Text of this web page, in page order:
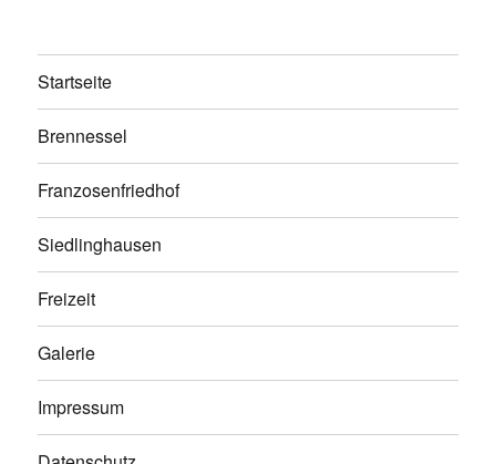
Startseite
Brennessel
Franzosenfriedhof
Siedlinghausen
Freizeit
Galerie
Impressum